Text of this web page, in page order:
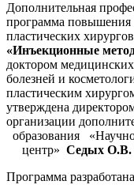
Дополнительная
программа повышения
пластических
«Инъекционные
доктором
болезней и
пластическим
утверждена
организации
образования
центр» Седых О.В.
Программа